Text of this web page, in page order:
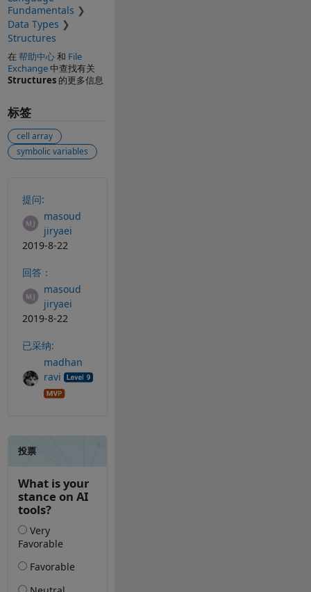
Fundamentals
Data Types
Structures
在 帮助中心和 File
Exchange中查找有关
Structures的更多信息
标签
cell array
symbolic variables
提问:
masoud
jiryaei
2019-8-22
回答：
masoud
jiryaei
2019-8-22
已采纳:
madhan
ravi